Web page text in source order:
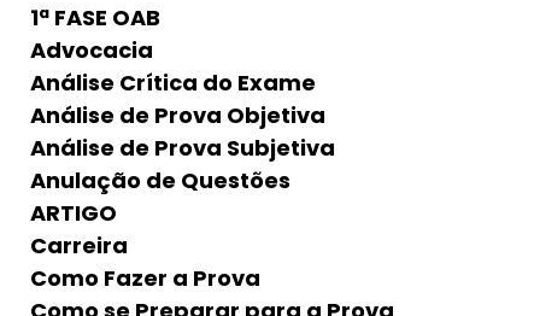
1ª FASE OAB
Advocacia
Análise Crítica do Exame
Análise de Prova Objetiva
Análise de Prova Subjetiva
Anulação de Questões
ARTIGO
Carreira
Como Fazer a Prova